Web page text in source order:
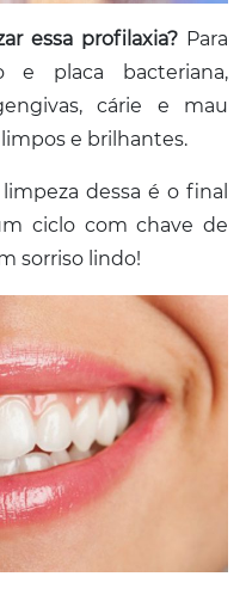
essa profilaxia?Para
e placa bacteriana,
cárie e mau
e brilhantes.
dessa é o final
ciclo com chave de
sorriso lindo!